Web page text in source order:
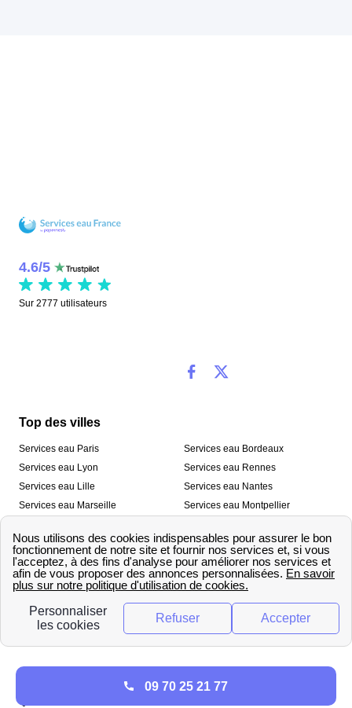
4.6/5
Sur 2777 utilisateurs
Top des villes
Services eau Paris
Services eau Lyon
Services eau Lille
Services eau Marseille
Services eau Toulon
Services eau Bordeaux
Services eau Rennes
Services eau Nantes
Services eau Montpellier
Services eau Strasbourg
Nos outils
🛁 Simulateur consommation eau
💧 Comparer les fournisseurs
d’eau
Qui sommes-nous ?
09 70 25 21 77